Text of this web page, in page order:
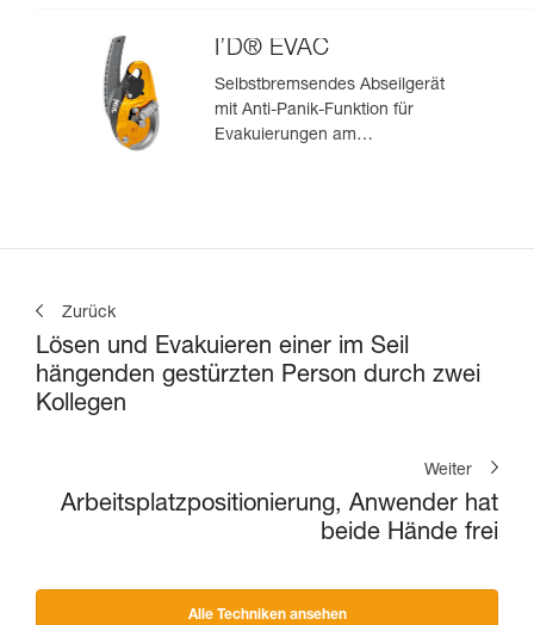
I’D® EVAC
Selbstbremsendes Abseilgerät
mit Anti-Panik-Funktion für
Evakuierungen am
Zurück
Lösen und Evakuieren einer im Seil
hängenden gestürzten Person durch zwei
Kollegen
Weiter
Arbeitsplatzpositionierung, Anwender hat
beide Hände frei
Alle Techniken ansehen